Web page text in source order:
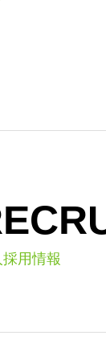
用情報